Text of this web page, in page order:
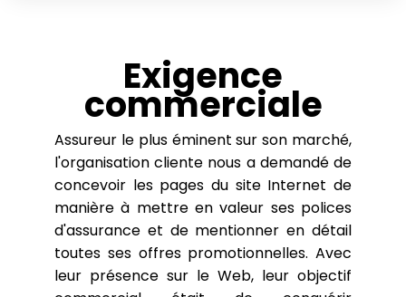
Exigence
commerciale
Assureur le plus éminent sur son marché,
l'organisation cliente nous a demandé de
concevoir les pages du site Internet de
manière à mettre en valeur ses polices
d'assurance et de mentionner en détail
toutes ses offres promotionnelles. Avec
leur présence sur le Web, leur objectif